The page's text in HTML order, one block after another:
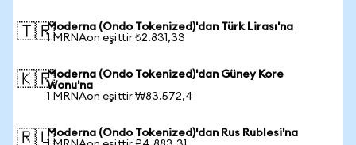
🇹🇷Moderna (Ondo Tokenized)'dan Türk Lirası'na
1 MRNAon eşittir ₺2.831,33
🇰🇷Moderna (Ondo Tokenized)'dan Güney Kore
Wonu'na
1 MRNAon eşittir ₩83.572,4
🇷🇺Moderna (Ondo Tokenized)'dan Rus Rublesi'na